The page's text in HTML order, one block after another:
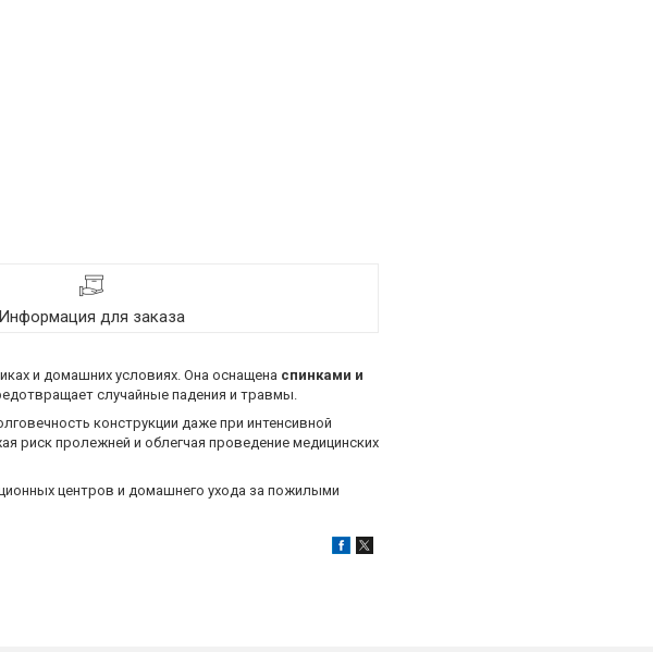
Информация для заказа
и домашних условиях. Она оснащена спинками и
случайные падения и травмы.
конструкции даже при интенсивной
риск пролежней и облегчая проведение медицинских
центров и домашнего ухода за пожилыми